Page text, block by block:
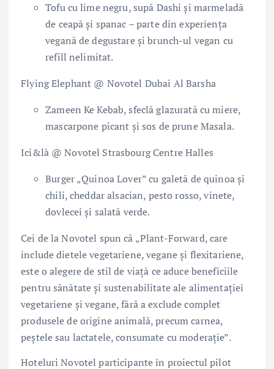
Tofu cu lime negru, supă Dashi și marmeladă
de ceapă și spanac – parte din experiența
vegană de degustare și brunch-ul vegan cu
refill nelimitat.
Flying Elephant @ Novotel Dubai Al Barsha
Zameen Ke Kebab, sfeclă glazurată cu miere,
mascarpone picant și sos de prune Masala.
Ici&là @ Novotel Strasbourg Centre Halles
Burger „Quinoa Lover” cu galetă de quinoa și
chili, cheddar alsacian, pesto rosso, vinete,
dovlecei și salată verde.
Cei de la Novotel spun că „Plant-Forward, care
include dietele vegetariene, vegane și flexitariene,
este o alegere de stil de viață ce aduce beneficiile
pentru sănătate și sustenabilitate ale alimentației
vegetariene și vegane, fără a exclude complet
produsele de origine animală, precum carnea,
peștele sau lactatele, consumate cu moderație”.
Hoteluri Novotel participante în proiectul pilot